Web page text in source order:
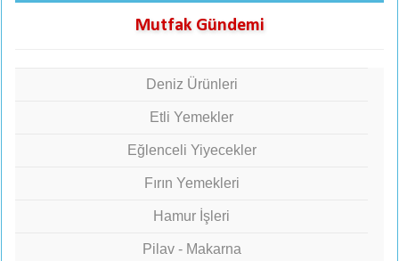
Mutfak Gündemi
Deniz Ürünleri
Etli Yemekler
Eğlenceli Yiyecekler
Fırın Yemekleri
Hamur İşleri
Pilav - Makarna